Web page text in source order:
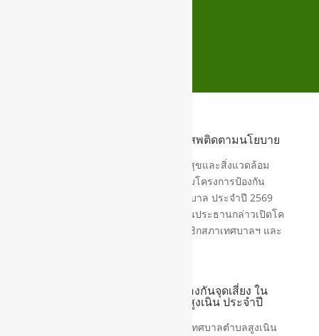
โครงการป้องกันแก้ไขปัญหายาเสพติดตามนโยบาย
วันที่ 5 สิงหาคม 2569 กองสาธารณสุขและสิ่งแวดล้อม
เทศบาลตำบลสูงเนิน ดำเนินการอบรมโครงการป้องกัน
แก้ไขปัญหายาเสพติดตามนโยบายรัฐบาล ประจำปี 2569
โดยนายณัฐธวรรธน์ ชัยวิฑูอนุกูล เป็นประธานกล่าวเปิดโค
รงการฯ พร้อมด้วยคณะผู้บริหาร สมาชิกสภาเทศบาลฯ และ
โครงการป้องกันเด็กจมน้ำและป้องกันจุดเสี่ยง ใน
ศูนย์พัฒนาเด็กเล็กเทศบาลตำบลสูงเนิน ประจำปี
วันที่ 5 สิงหาคม 2569 กองการศึกษา เทศบาลตำบลสูงเนิน